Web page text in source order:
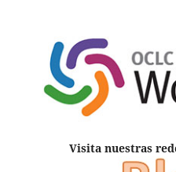
Visita nuestras